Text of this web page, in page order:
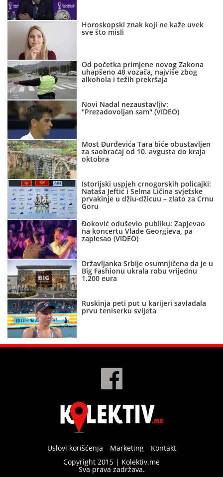
Horoskopski znak koji ne kaže uvek
sve što misli
Od početka primjene novog Zakona
uhapšeno 48 vozača, najviše zbog
alkohola i težih prekršaja
Novi Nadal nezaustavljiv:
"Prezadovoljan sam" (VIDEO)
Most Đurđevića Tara biće obustavljen
za saobraćaj od 10. avgusta do kraja
oktobra
Istorijski uspjeh crnogorskih policajki:
Nataša Jeftić i Selma Ličina svjetske
prvakinje u džiu-džicuu – zlato za Crnu
Goru
Đoković oduševio publiku: Zapjevao
na koncertu Vlade Georgieva, pa
zaplesao (VIDEO)
Državljanka Srbije osumnjičena da je u
Big Fashionu ukrala robu vrijednu
1.200 eura
Ruskinja peti put u karijeri savladala
prvu teniserku svijeta
Uslovi korišćenja Marketing
Kontakt
Copyright 2015 | Kolektiv.me
Sva prava zadržava.